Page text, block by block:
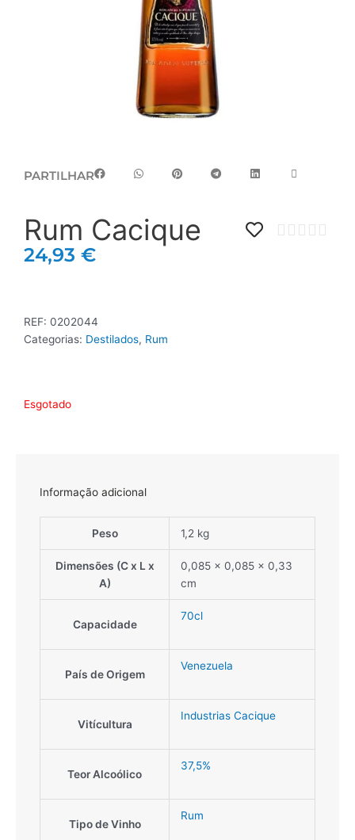
PARTILHAR
Rum Cacique
24,93 €
REF: 0202044
Categorias: Destilados, Rum
Esgotado
Informação adicional
Peso 1,2 kg
Dimensões (C x L x
A)
0,085 × 0,085 × 0,33
cm
Capacidade
70cl
País de Origem
Venezuela
Vitícultura
Industrias Cacique
Teor Alcoólico
37,5%
Tipo de Vinho
Rum